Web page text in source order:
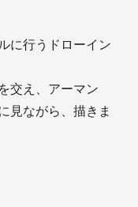
に行うドローイン
交え、アーマン
見ながら、描きま